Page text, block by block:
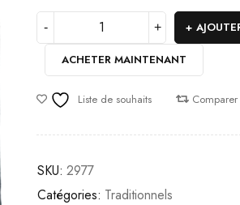
ACHETER MAINTENANT
Liste de souhaits Comparer
SKU: 2977
Catégories: Traditionnels